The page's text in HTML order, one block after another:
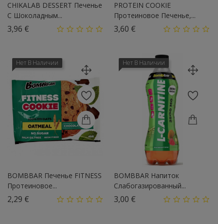
CHIKALAB DESSERT Печенье
С Шоколадным...
3,96 €
PROTEIN COOKIE
Протеиновое Печенье,...
3,60 €
Нет В Наличии
BOMBBAR Печенье FITNESS
Протеиновое...
2,29 €
Нет В Наличии
BOMBBAR Напиток
Слабогазированный...
3,00 €